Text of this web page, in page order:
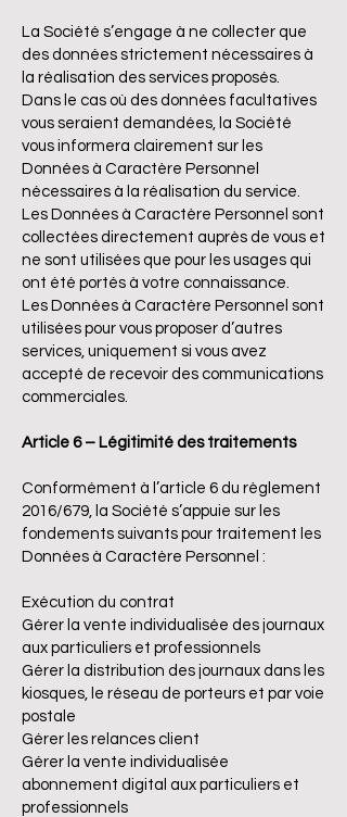
La Société s’engage à ne collecter que
des données strictement nécessaires à
la réalisation des services proposés.
Dans le cas où des données facultatives
vous seraient demandées, la Société
vous informera clairement sur les
Données à Caractère Personnel
nécessaires à la réalisation du service.
Les Données à Caractère Personnel sont
collectées directement auprès de vous et
ne sont utilisées que pour les usages qui
ont été portés à votre connaissance.
Les Données à Caractère Personnel sont
utilisées pour vous proposer d’autres
services, uniquement si vous avez
accepté de recevoir des communications
commerciales.
Article 6 – Légitimité des traitements
Conformément à l’article 6 du règlement
2016/679, la Société s’appuie sur les
fondements suivants pour traitement les
Données à Caractère Personnel :
Exécution du contrat
Gérer la vente individualisée des journaux
aux particuliers et professionnels
Gérer la distribution des journaux dans les
kiosques, le réseau de porteurs et par voie
postale
Gérer les relances client
Gérer la vente individualisée
abonnement digital aux particuliers et
professionnels